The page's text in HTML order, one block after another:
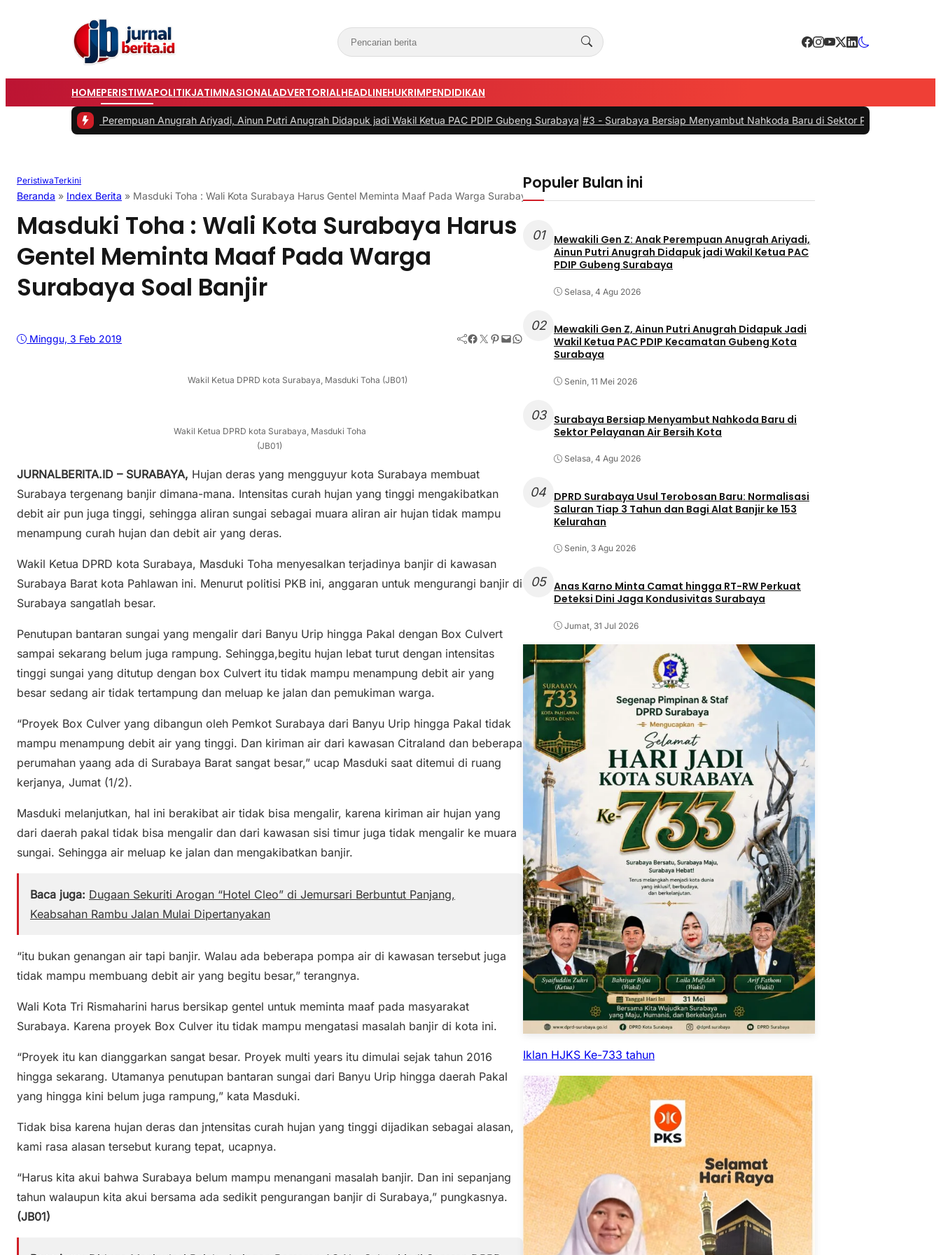
HOMEPERISTIWAPOLITIKJATIMNASIONALADVERTORIALHEADLINEHUKRIMPENDIDIKAN
Anak Perempuan Anugrah Ariyadi, Ainun Putri Anugrah Didapuk jadi Wakil Ketua PAC PDIP Gubeng Surabaya|#3 -Surabaya Bersiap Menyambut Nahkoda Baru di Sektor Pelayanan Air Bersih Kota
PeristiwaTerkini
Beranda » Index Berita » Masduki Toha : Wali Kota Surabaya Harus Gentel Meminta Maaf Pada Warga Surabaya Soal Banjir
Masduki Toha : Wali Kota Surabaya Harus
Gentel Meminta Maaf Pada Warga
Surabaya Soal Banjir
Minggu, 3 Feb 2019 Facebook Twitter Pinterest Mail WhatsApp
Wakil Ketua DPRD kota Surabaya, Masduki Toha (JB01)
Wakil Ketua DPRD kota Surabaya, Masduki Toha
(JB01)
JURNALBERITA.ID – SURABAYA, Hujan deras yang mengguyur kota Surabaya membuat
Surabaya tergenang banjir dimana-mana. Intensitas curah hujan yang tinggi mengakibatkan
debit air pun juga tinggi, sehingga aliran sungai sebagai muara aliran air hujan tidak mampu
menampung curah hujan dan debit air yang deras.
Wakil Ketua DPRD kota Surabaya, Masduki Toha menyesalkan terjadinya banjir di kawasan
Surabaya Barat kota Pahlawan ini. Menurut politisi PKB ini, anggaran untuk mengurangi banjir di
Surabaya sangatlah besar.
Penutupan bantaran sungai yang mengalir dari Banyu Urip hingga Pakal dengan Box Culvert
sampai sekarang belum juga rampung. Sehingga,begitu hujan lebat turut dengan intensitas
tinggi sungai yang ditutup dengan box Culvert itu tidak mampu menampung debit air yang
besar sedang air tidak tertampung dan meluap ke jalan dan pemukiman warga.
“Proyek Box Culver yang dibangun oleh Pemkot Surabaya dari Banyu Urip hingga Pakal tidak
mampu menampung debit air yang tinggi. Dan kiriman air dari kawasan Citraland dan beberapa
perumahan yaang ada di Surabaya Barat sangat besar,” ucap Masduki saat ditemui di ruang
kerjanya, Jumat (1/2).
Masduki melanjutkan, hal ini berakibat air tidak bisa mengalir, karena kiriman air hujan yang
dari daerah pakal tidak bisa mengalir dan dari kawasan sisi timur juga tidak mengalir ke muara
sungai. Sehingga air meluap ke jalan dan mengakibatkan banjir.
Baca juga: Dugaan Sekuriti Arogan “Hotel Cleo” di Jemursari Berbuntut Panjang,
Keabsahan Rambu Jalan Mulai Dipertanyakan
“itu bukan genangan air tapi banjir. Walau ada beberapa pompa air di kawasan tersebut juga
tidak mampu membuang debit air yang begitu besar,” terangnya.
Wali Kota Tri Rismaharini harus bersikap gentel untuk meminta maaf pada masyarakat
Surabaya. Karena proyek Box Culver itu tidak mampu mengatasi masalah banjir di kota ini.
“Proyek itu kan dianggarkan sangat besar. Proyek multi years itu dimulai sejak tahun 2016
hingga sekarang. Utamanya penutupan bantaran sungai dari Banyu Urip hingga daerah Pakal
yang hingga kini belum juga rampung,” kata Masduki.
Tidak bisa karena hujan deras dan jntensitas curah hujan yang tinggi dijadikan sebagai alasan,
kami rasa alasan tersebut kurang tepat, ucapnya.
“Harus kita akui bahwa Surabaya belum mampu menangani masalah banjir. Dan ini sepanjang
tahun walaupun kita akui bersama ada sedikit pengurangan banjir di Surabaya,” pungkasnya.
(JB01)
Populer Bulan ini
01
Mewakili Gen Z: Anak Perempuan Anugrah Ariyadi,
Ainun Putri Anugrah Didapuk jadi Wakil Ketua PAC
PDIP Gubeng Surabaya
Selasa, 4 Agu 2026
02
Mewakili Gen Z, Ainun Putri Anugrah Didapuk Jadi
Wakil Ketua PAC PDIP Kecamatan Gubeng Kota
Surabaya
Senin, 11 Mei 2026
03
Surabaya Bersiap Menyambut Nahkoda Baru di
Sektor Pelayanan Air Bersih Kota
Selasa, 4 Agu 2026
04 DPRD Surabaya Usul Terobosan Baru: Normalisasi
Saluran Tiap 3 Tahun dan Bagi Alat Banjir ke 153
Kelurahan
Senin, 3 Agu 2026
05 Anas Karno Minta Camat hingga RT-RW Perkuat
Deteksi Dini Jaga Kondusivitas Surabaya
Jumat, 31 Jul 2026
Iklan HJKS Ke-733 tahun